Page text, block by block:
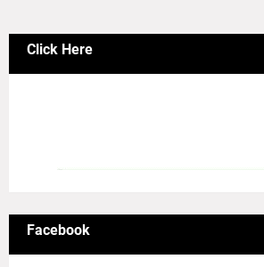
Click Here
Facebook